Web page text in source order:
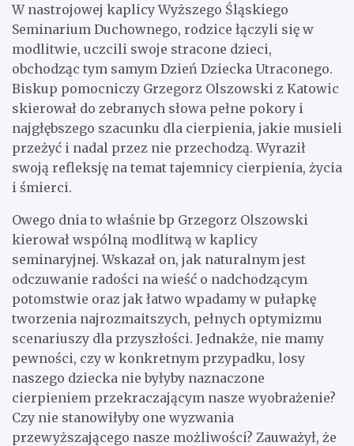
W nastrojowej kaplicy Wyższego Śląskiego
Seminarium Duchownego, rodzice łączyli się w
modlitwie, uczcili swoje stracone dzieci,
obchodząc tym samym Dzień Dziecka Utraconego.
Biskup pomocniczy Grzegorz Olszowski z Katowic
skierował do zebranych słowa pełne pokory i
najgłębszego szacunku dla cierpienia, jakie musieli
przeżyć i nadal przez nie przechodzą. Wyraził
swoją refleksję na temat tajemnicy cierpienia, życia
i śmierci.
Owego dnia to właśnie bp Grzegorz Olszowski
kierował wspólną modlitwą w kaplicy
seminaryjnej. Wskazał on, jak naturalnym jest
odczuwanie radości na wieść o nadchodzącym
potomstwie oraz jak łatwo wpadamy w pułapkę
tworzenia najrozmaitszych, pełnych optymizmu
scenariuszy dla przyszłości. Jednakże, nie mamy
pewności, czy w konkretnym przypadku, losy
naszego dziecka nie byłyby naznaczone
cierpieniem przekraczającym nasze wyobrażenie?
Czy nie stanowiłyby one wyzwania
przewyższającego nasze możliwości? Zauważył, że